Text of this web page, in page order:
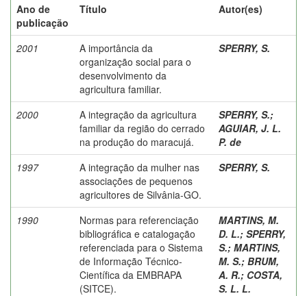
Ano de
publicação
Título Autor(es)
2001
A importância da
organização social para o
desenvolvimento da
agricultura familiar.
SPERRY, S.
2000
A integração da agricultura
familiar da região do cerrado
na produção do maracujá.
SPERRY, S.;
AGUIAR, J. L.
P. de
1997
A integração da mulher nas
associações de pequenos
agricultores de Silvânia-GO.
SPERRY, S.
1990
Normas para referenciação
bibliográfica e catalogação
referenciada para o Sistema
de Informação Técnico-
Científica da EMBRAPA
(SITCE).
MARTINS, M.
D. L.; SPERRY,
S.; MARTINS,
M. S.; BRUM,
A. R.; COSTA,
S. L. L.